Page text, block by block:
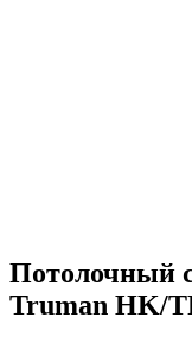
Потолочный
Truman HK/